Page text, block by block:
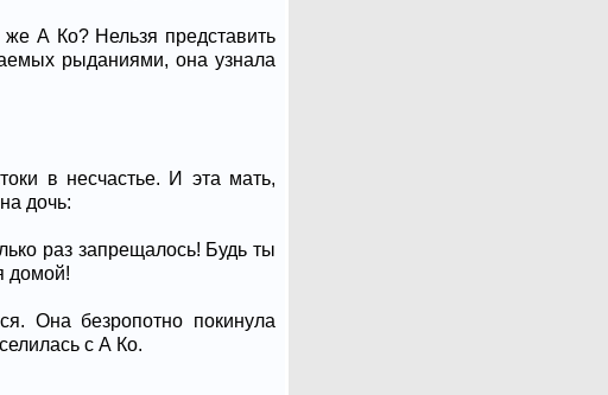
же А Ко? Нельзя представить
рыданиями, она узнала
в несчастье. И эта мать,
дочь:
раз запрещалось! Будь ты
домой!
Она безропотно покинула
с А Ко.